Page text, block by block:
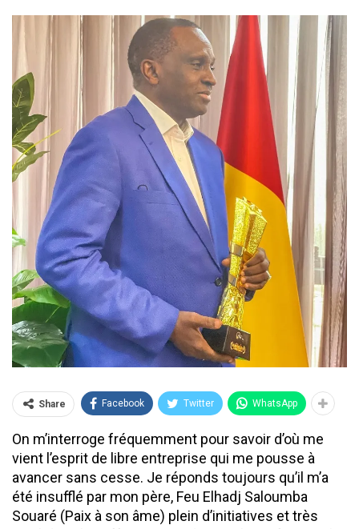
Share Facebook Twitter WhatsApp
On m’interroge fréquemment pour savoir d’où me
vient l’esprit de libre entreprise qui me pousse à
avancer sans cesse. Je réponds toujours qu’il m’a
été insufflé par mon père, Feu Elhadj Saloumba
Souaré (Paix à son âme) plein d’initiatives et très